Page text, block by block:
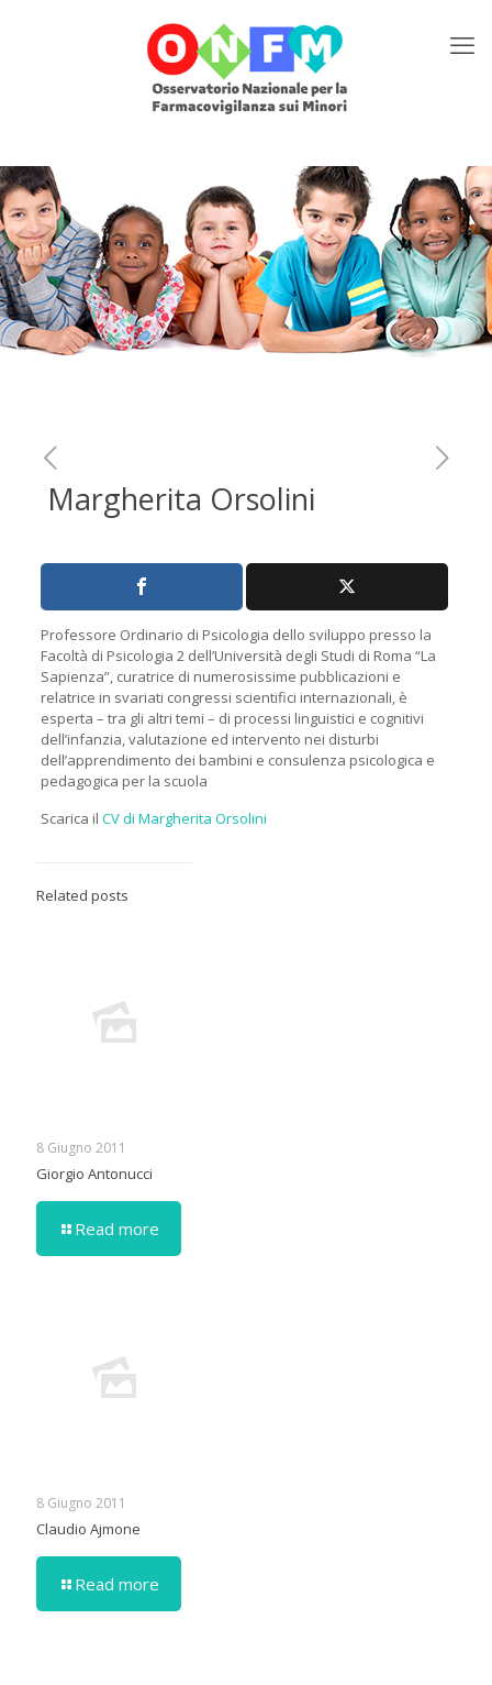
Margherita Orsolini
Professore Ordinario di Psicologia dello sviluppo presso la
Facoltà di Psicologia 2 dell’Università degli Studi di Roma “La
Sapienza”, curatrice di numerosissime pubblicazioni e
relatrice in svariati congressi scientifici internazionali, è
esperta – tra gli altri temi – di processi linguistici e cognitivi
dell’infanzia, valutazione ed intervento nei disturbi
dell’apprendimento dei bambini e consulenza psicologica e
pedagogica per la scuola
Scarica il CV di Margherita Orsolini
Related posts
8 Giugno 2011
Giorgio Antonucci
Read more
8 Giugno 2011
Claudio Ajmone
Read more